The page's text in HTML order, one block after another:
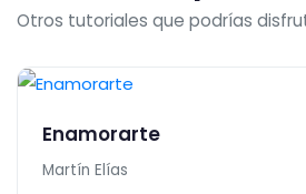
Otros tutoriales que podrías
Enamorarte
Martín Elías